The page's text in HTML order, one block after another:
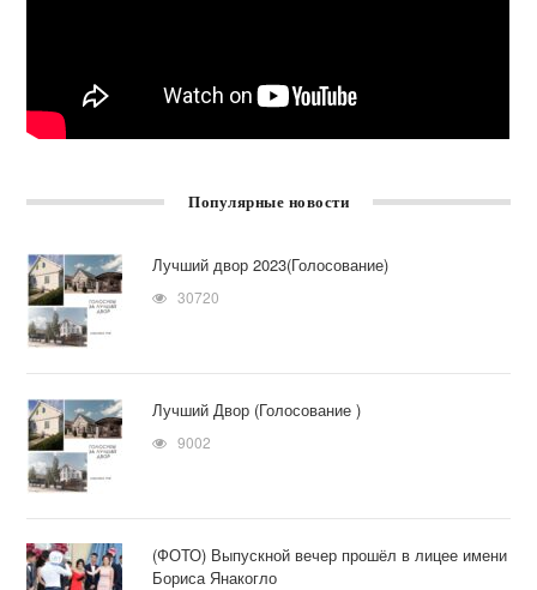
Популярные новости
Лучший двор 2023(Голосование)
30720
Лучший Двор (Голосование )
9002
(ФОТО) Выпускной вечер прошёл в лицее имени
Бориса Янакогло